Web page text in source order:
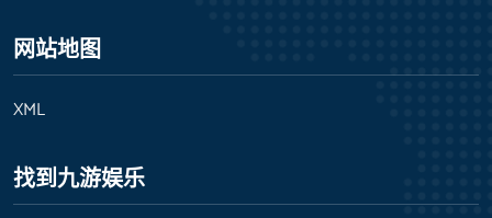
网站地图
XML
找到九游娱乐